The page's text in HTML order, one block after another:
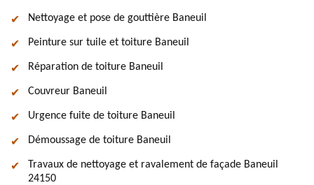
Nettoyage et pose de gouttière Baneuil
Peinture sur tuile et toiture Baneuil
Réparation de toiture Baneuil
Couvreur Baneuil
Urgence fuite de toiture Baneuil
Démoussage de toiture Baneuil
Travaux de nettoyage et ravalement de façade Baneuil
24150